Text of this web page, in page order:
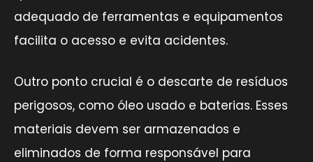
adequado de ferramentas e equipamentos
facilita o acesso e evita acidentes.
Outro ponto crucial é o descarte de resíduos
perigosos, como óleo usado e baterias. Esses
materiais devem ser armazenados e
eliminados de forma responsável para